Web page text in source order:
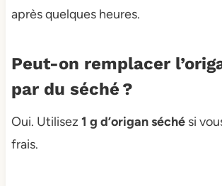
après quelques heures.
Peut-on remplacer
par du séché ?
Oui. Utilisez 1 g d’origan séchési
frais.